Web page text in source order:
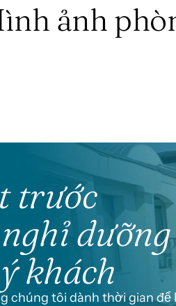
ảnh
trước
khách
chúng tôi dành thời gian